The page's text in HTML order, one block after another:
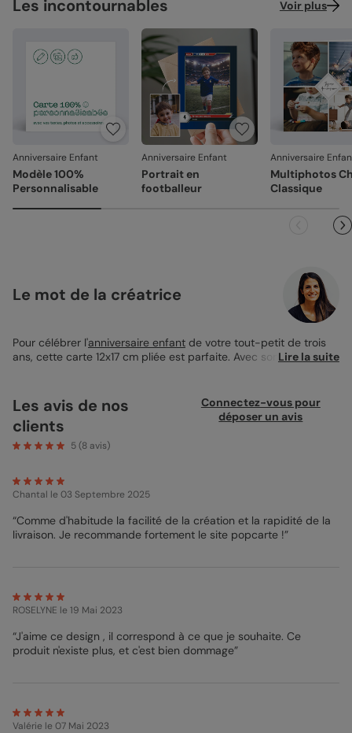
Les incontournables Voir plus
Anniversaire Enfant
Modèle 100%
Personnalisable
Anniversaire Enfant
Portrait en
footballeur
Anniversaire
Multiphotos
Classique
Le mot de la créatrice
Pour célébrer l'anniversaire enfant de votre tout-petit de trois
ans, cette carte 12x17 cm pliée est parfaite. Avec son design
de l'enfant, encadrant ainsi un souvenir unique. Idéalement
imprimée sur un papier satiné pelliculé pour un rendu éclatant,
elle s'accompagne d'une enveloppe couleur ivoire. Ajoutez votre
message personnel pour un moment inoubliable.
Lire la suite
Les avis de nos
clients
5(8 avis)
Connectez-vous pour
déposer un avis
Chantal le 03 Septembre 2025
“Comme d'habitude la facilité de la création et la rapidité de la
livraison. Je recommande fortement le site popcarte !”
ROSELYNE le 19 Mai 2023
“J'aime ce design , il correspond à ce que je souhaite. Ce
produit n'existe plus, et c'est bien dommage”
Valérie le 07 Mai 2023